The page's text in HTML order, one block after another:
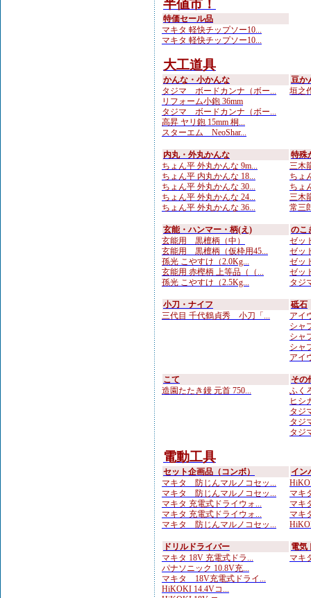
半値市！
特価セール品
マキタ 軽快チップソー10...
マキタ 軽快チップソー10...
大工道具
かんな・小かんな
タジマ ボードカンナ（ボー...
リフォーム小鉋 36mm
タジマ ボードカンナ（ボー...
高昇 ヤリ鉋 15mm 桐...
スターエム NeoShar...
豆か
垣之
内丸・外丸かんな
ちょん平 外丸かんな 9m...
ちょん平 内丸かんな 18...
ちょん平 外丸かんな 30...
ちょん平 外丸かんな 24...
ちょん平 外丸かんな 36...
特殊
三木
ちょ
ちょ
三木
常三
玄能・ハンマー・柄(え)
玄能用 黒檀柄（中）
玄能用 黒檀柄（仮枠用45...
孫光 こやすけ（2.0Kg...
玄能用 赤樫柄 上等品（（...
孫光 こやすけ（2.5Kg...
のこ
ゼッ
ゼッ
ゼッ
ゼッ
タジ
小刀・ナイフ
三代目 千代鶴貞秀 小刀「...
砥石
アイ
シャ
シャ
シャ
アイ
こて
造園たたき鏝 元首 750...
その
ふく
ヒシ
タジ
タジ
タジ
電動工具
セット企画品（コンボ）
マキタ 防じんマルノコセッ...
マキタ 防じんマルノコセッ...
マキタ 充電式ドライウォ...
マキタ 充電式ドライウォ...
マキタ 防じんマルノコセッ...
イン
マキ
マキ
マキ
ドリルドライバー
マキタ 18V 充電式ドラ...
パナソニック 10.8V充...
マキタ 18V充電式ドライ...
HiKOKI 14.4Vコ...
電気
マキ